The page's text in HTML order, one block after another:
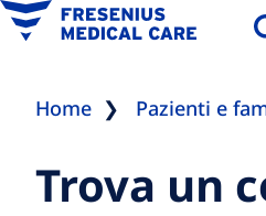
Home Pazienti e
Trova un